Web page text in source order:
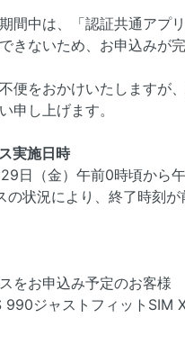
間中は、「認証共通アプ
きないため、お申込みが完
便をおかけいたしますが
申し上げます。
実施日時
日（金）午前0時頃から
の状況により、終了時刻
をお申込み予定のお客様
990ジャストフィットSIM